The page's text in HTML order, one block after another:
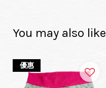
You may also like
優惠